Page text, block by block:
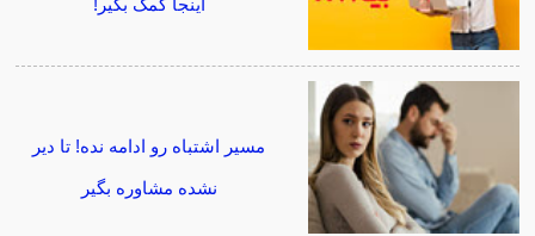
اینجا کمک بگیر!
مسیر اشتباه رو ادامه نده! تا دیر
نشده مشاوره بگیر